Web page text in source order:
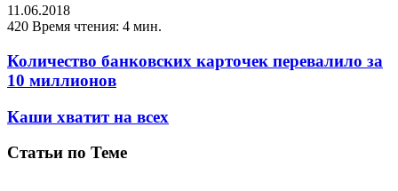
11.06.2018
420 Время чтения: 4 мин.
Количество банковских карточек перевалило за
10 миллионов
Каши хватит на всех
Статьи по Теме